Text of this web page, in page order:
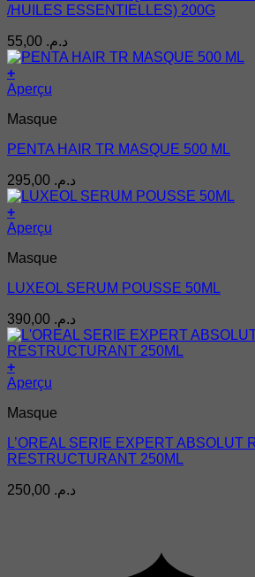
/HUILES ESSENTIELLES) 200G
د.م.
+
Aperçu
Masque
PENTA HAIR TR MASQUE 500 ML
د.م.
+
Aperçu
Masque
LUXEOL SERUM POUSSE 50ML
د.م.
+
Aperçu
Masque
L’OREAL SERIE EXPERT ABSOLUT
RESTRUCTURANT 250ML
د.م.